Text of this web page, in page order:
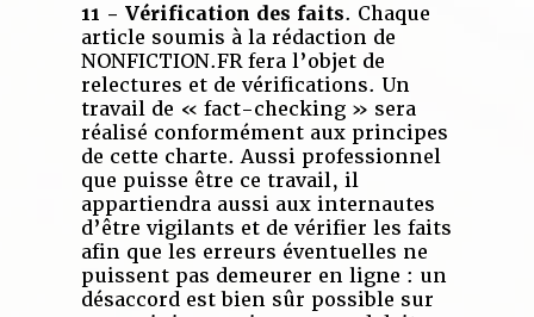
11 - Vérification des faits. Chaque
article soumis à la rédaction de
NONFICTION.FR fera l’objet de
relectures et de vérifications. Un
travail de « fact-checking » sera
réalisé conformément aux principes
de cette charte. Aussi professionnel
que puisse être ce travail, il
appartiendra aussi aux internautes
d’être vigilants et de vérifier les faits
afin que les erreurs éventuelles ne
puissent pas demeurer en ligne : un
désaccord est bien sûr possible sur